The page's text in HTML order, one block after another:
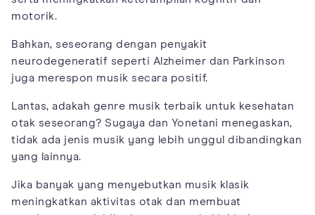
motorik.
Bahkan, seseorang dengan penyakit
neurodegeneratif seperti Alzheimer dan Parkinson
juga merespon musik secara positif.
Lantas, adakah genre musik terbaik untuk kesehatan
otak seseorang? Sugaya dan Yonetani menegaskan,
tidak ada jenis musik yang lebih unggul dibandingkan
yang lainnya.
Jika banyak yang menyebutkan musik klasik
meningkatkan aktivitas otak dan membuat